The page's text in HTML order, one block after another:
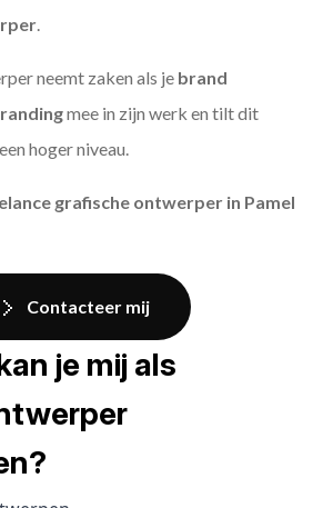
neemt zaken als je brand
mee in zijn werk en tilt dit
hoger niveau.
grafische ontwerper in Pamel
Contacteer mij
je mij als